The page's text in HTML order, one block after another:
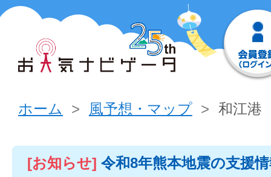
ホーム 風予想・マップ 和江港
[お知らせ] 令和8年熊本地震の支援